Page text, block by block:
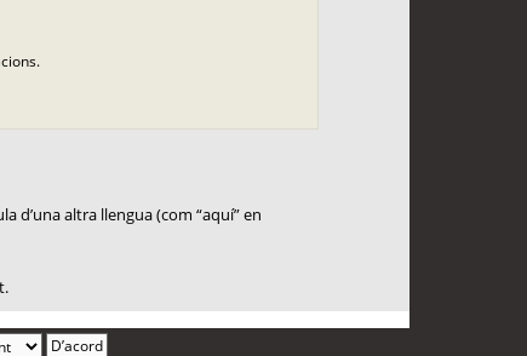
d’una altra llengua (com “aquí” en